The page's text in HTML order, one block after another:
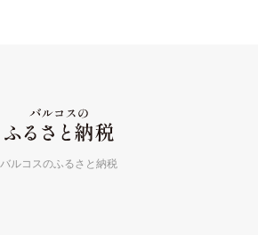
バルコスのふるさと納税